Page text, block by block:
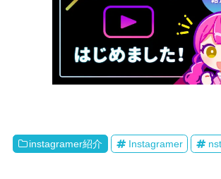
instagramer紹介 Instagramer